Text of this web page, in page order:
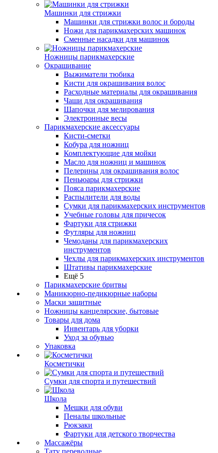
Машинки для стрижки
Машинки для стрижки волос и бороды
Ножи для парикмахерских машинок
Сменные насадки для машинок
Ножницы парикмахерские
Окрашивание
Выжиматели тюбика
Кисти для окрашивания волос
Расходные материалы для окрашивания
Чаши для окрашивания
Шапочки для мелирования
Электронные весы
Парикмахерские аксессуары
Кисти-сметки
Кобура для ножниц
Комплектующие для мойки
Масло для ножниц и машинок
Пелерины для окрашивания волос
Пеньюары для стрижки
Пояса парикмахерские
Распылители для воды
Сумки для парикмахерских инструментов
Учебные головы для причесок
Фартуки для стрижки
Футляры для ножниц
Чемоданы для парикмахерских
инструментов
Чехлы для парикмахерских инструментов
Штативы парикмахерские
Ещё 5
Парикмахерские бритвы
Маникюрно-педикюрные наборы
Маски защитные
Ножницы канцелярские, бытовые
Товары для дома
Инвентарь для уборки
Уход за обувью
Упаковка
Косметички
Сумки для спорта и путешествий
Школа
Мешки для обуви
Пеналы школьные
Рюкзаки
Фартуки для детского творчества
Массажёры
Тату переводные